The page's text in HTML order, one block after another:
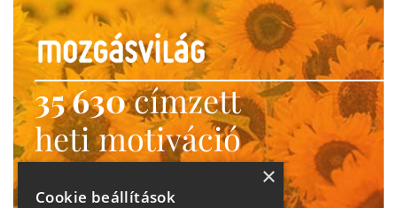
35 630címzett
heti motiváció
Ne maradj le!
×
Cookie beállítások